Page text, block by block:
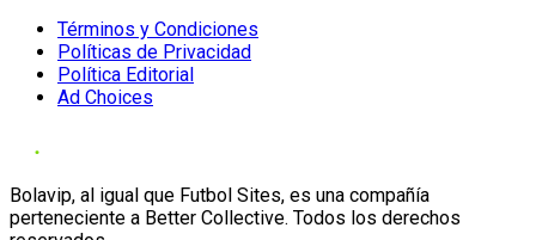
Términos y Condiciones
Políticas de Privacidad
Política Editorial
Ad Choices
Bolavip, al igual que Futbol Sites, es una compañía
perteneciente a Better Collective. Todos los derechos